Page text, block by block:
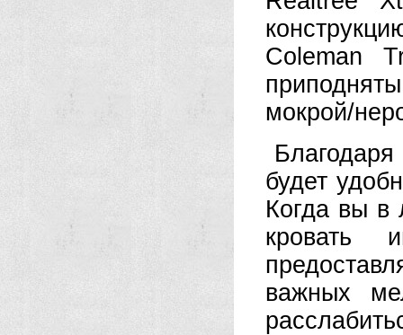
Coleman
мокрой/
будет
Когда вы в
кровать
важных